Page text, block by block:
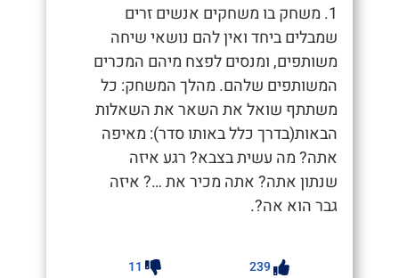
1. משחק בו משחקים אנשים זרים
שמבלים ביחד ואין להם נושאי שיחה
משותפים, ומנסים לפצח מיהם המכרים
המשותפים שלהם. מהלך המשחק: כל
משתתף שואל את השאר את השאלות
הבאות(בדרך כלל באותו סדר): מאיפה
אתה? מה עשית בצבא? רגע איזה
שנתון אתה? אתה מכיר את …? איזה
גבר הוא אה?.
239
11